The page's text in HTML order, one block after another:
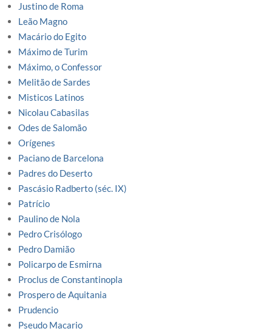
Justino de Roma
Leão Magno
Macário do Egito
Máximo de Turim
Máximo, o Confessor
Melitão de Sardes
Misticos Latinos
Nicolau Cabasilas
Odes de Salomão
Orígenes
Paciano de Barcelona
Padres do Deserto
Pascásio Radberto (séc. IX)
Patrício
Paulino de Nola
Pedro Crisólogo
Pedro Damião
Policarpo de Esmirna
Proclus de Constantinopla
Prospero de Aquitania
Prudencio
Pseudo Macario